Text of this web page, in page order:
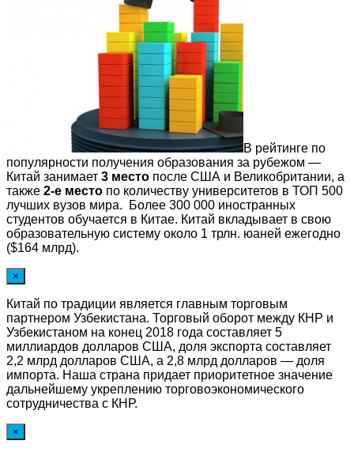
В рейтинге по
популярности получения образования за рубежом —
Китай занимает 3 место после США и Великобритании, а
также 2-е место по количеству университетов в ТОП 500
лучших вузов мира. Более 300 000 иностранных
студентов обучается в Китае. Китай вкладывает в свою
образовательную систему около 1 трлн. юаней ежегодно
($164 млрд).
×
Китай по традиции является главным торговым
партнером Узбекистана. Торговый оборот между КНР и
Узбекистаном на конец 2018 года составляет 5
миллиардов долларов США, доля экспорта составляет
2,2 млрд долларов США, а 2,8 млрд долларов — доля
импорта. Наша страна придает приоритетное значение
дальнейшему укреплению торговоэкономического
сотрудничества с КНР.
×